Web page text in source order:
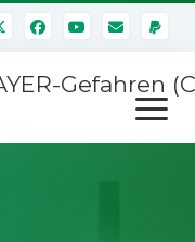
Gefahren
Menü
öffnen